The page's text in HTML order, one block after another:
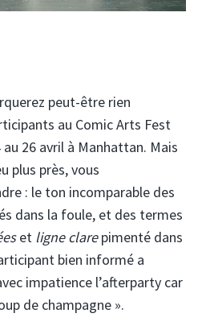
peut-être rien
au Comic Arts Fest
26 avril à Manhattan. Mais
plus près, vous
: le ton incomparable des
dans la foule, et des termes
et ligne clarepimenté dans
bien informé a
impatience l’afterparty car
de champagne ».